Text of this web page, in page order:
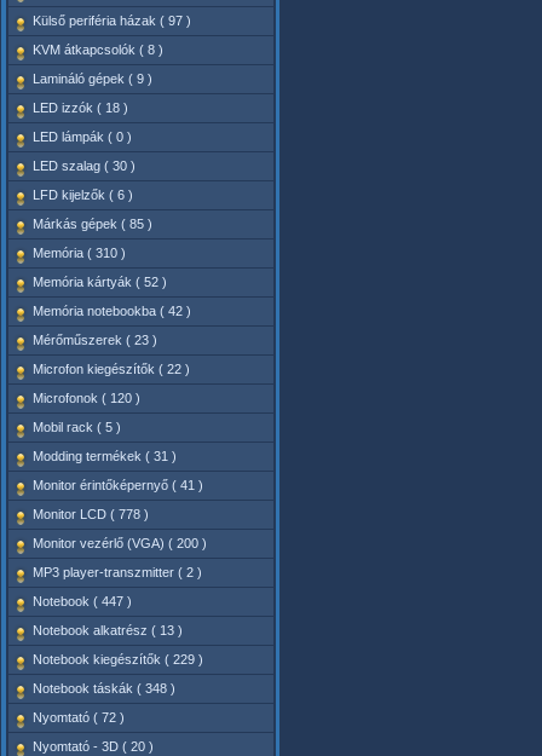
Külső periféria házak ( 97 )
KVM átkapcsolók ( 8 )
Lamináló gépek ( 9 )
LED izzók ( 18 )
LED lámpák ( 0 )
LED szalag ( 30 )
LFD kijelzők ( 6 )
Márkás gépek ( 85 )
Memória ( 310 )
Memória kártyák ( 52 )
Memória notebookba ( 42 )
Mérőműszerek ( 23 )
Microfon kiegészítők ( 22 )
Microfonok ( 120 )
Mobil rack ( 5 )
Modding termékek ( 31 )
Monitor érintőképernyő ( 41 )
Monitor LCD ( 778 )
Monitor vezérlő (VGA) ( 200 )
MP3 player-transzmitter ( 2 )
Notebook ( 447 )
Notebook alkatrész ( 13 )
Notebook kiegészítők ( 229 )
Notebook táskák ( 348 )
Nyomtató ( 72 )
Nyomtató - 3D ( 20 )